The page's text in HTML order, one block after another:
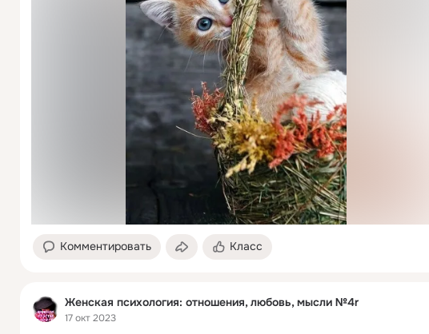
Комментировать Класс
Женская психология: отношения, любовь, мысли №4r
17 окт 2023